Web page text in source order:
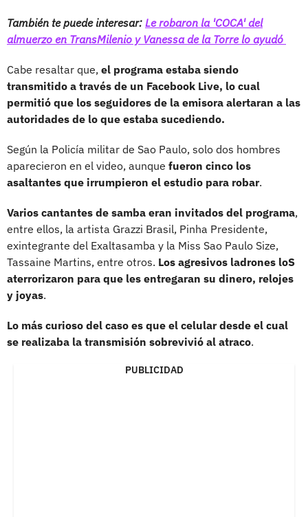
También te puede interesar: Le robaron la 'COCA' del
almuerzo en TransMilenio y Vanessa de la Torre lo ayudó
Cabe resaltar que, el programa estaba siendo
transmitido a través de un Facebook Live, lo cual
permitió que los seguidores de la emisora alertaran a las
autoridades de lo que estaba sucediendo.
Según la Policía militar de Sao Paulo, solo dos hombres
aparecieron en el video, aunque fueron cinco los
asaltantes que irrumpieron el estudio para robar.
Varios cantantes de samba eran invitados del programa,
entre ellos, la artista Grazzi Brasil, Pinha Presidente,
exintegrante del Exaltasamba y la Miss Sao Paulo Size,
Tassaine Martins, entre otros. Los agresivos ladrones loS
aterrorizaron para que les entregaran su dinero, relojes
y joyas.
Lo más curioso del caso es que el celular desde el cual
se realizaba la transmisión sobrevivió al atraco.
PUBLICIDAD